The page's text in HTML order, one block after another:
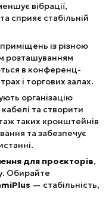
вібрації,
сприяє стабільній
із різною
розташуванням
в конференц-
і торгових залах.
організацію
та створити
таких кронштейнів
та забезпечує
для проєкторів,
Обирайте
— стабільність,